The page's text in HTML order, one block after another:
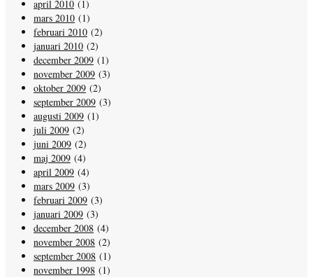
april 2010 (1)
mars 2010 (1)
februari 2010 (2)
januari 2010 (2)
december 2009 (1)
november 2009 (3)
oktober 2009 (2)
september 2009 (3)
augusti 2009 (1)
juli 2009 (2)
juni 2009 (2)
maj 2009 (4)
april 2009 (4)
mars 2009 (3)
februari 2009 (3)
januari 2009 (3)
december 2008 (4)
november 2008 (2)
september 2008 (1)
november 1998 (1)